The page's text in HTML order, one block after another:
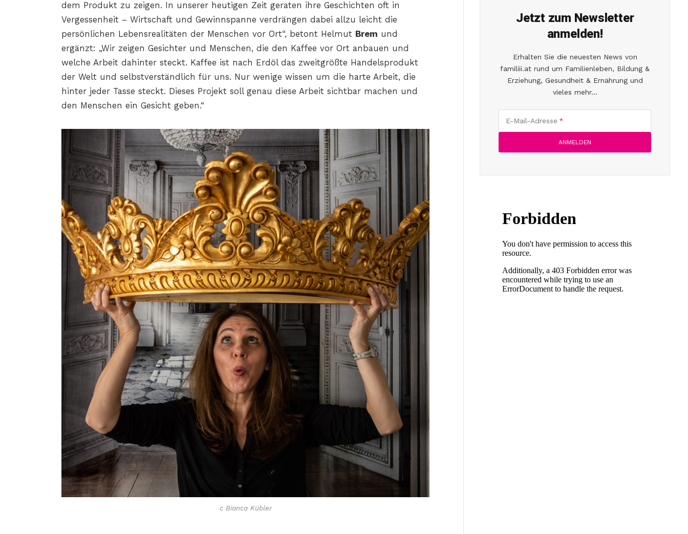
dem Produkt zu zeigen. In unserer heutigen Zeit geraten ihre Geschichten oft in
Vergessenheit – Wirtschaft und Gewinnspanne verdrängen dabei allzu leicht die
persönlichen Lebensrealitäten der Menschen vor Ort“, betont Helmut Brem und
ergänzt: „Wir zeigen Gesichter und Menschen, die den Kaffee vor Ort anbauen und
welche Arbeit dahinter steckt. Kaffee ist nach Erdöl das zweitgrößte Handelsprodukt
der Welt und selbstverständlich für uns. Nur wenige wissen um die harte Arbeit, die
hinter jeder Tasse steckt. Dieses Projekt soll genau diese Arbeit sichtbar machen und
den Menschen ein Gesicht geben.“
c Bianca Kübler
Jetzt zum Newsletter
anmelden!
Erhalten Sie die neuesten News von
familiii.at rund um Familienleben, Bildung &
Erziehung, Gesundheit & Ernährung und
vieles mehr...
E-Mail-Adresse